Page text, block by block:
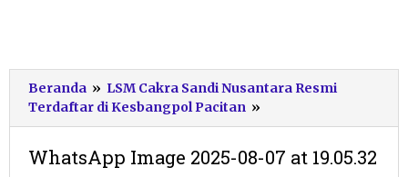
Beranda » LSM Cakra Sandi Nusantara Resmi
Terdaftar di Kesbangpol Pacitan »
Image
08-
WhatsApp Image 2025-08-07 at 19.05.32